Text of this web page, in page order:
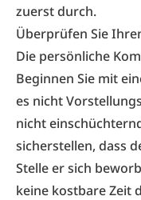
zuerst durch.
Überprüfen Sie
Die persönliche
Beginnen Sie mit
es nicht
nicht
sicherstellen, dass
Stelle er sich
keine kostbare Zeit